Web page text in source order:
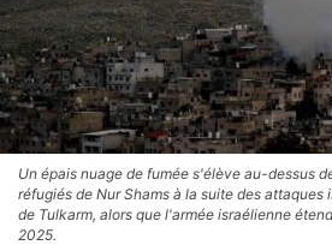
Un épais nuage de fumée s'élève au-dessus
réfugiés de Nur Shams à la suite des attaques
de Tulkarm, alors que l'armée israélienne
2025.